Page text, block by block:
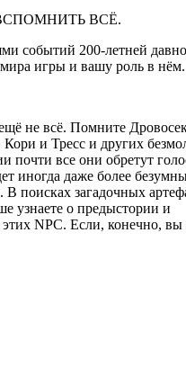
ВСПОМНИТЬ ВСЁ.
событий 200-летней
игры и вашу роль в нём.
не всё. Помните
Кори и Тресс и других
почти все они обретут
иногда даже более
В поисках загадочных
узнаете о предыстории и
NPC. Если, конечно, вы